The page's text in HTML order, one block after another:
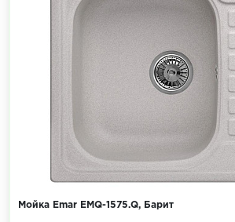
Мойка Emar EMQ-1575.Q, Барит